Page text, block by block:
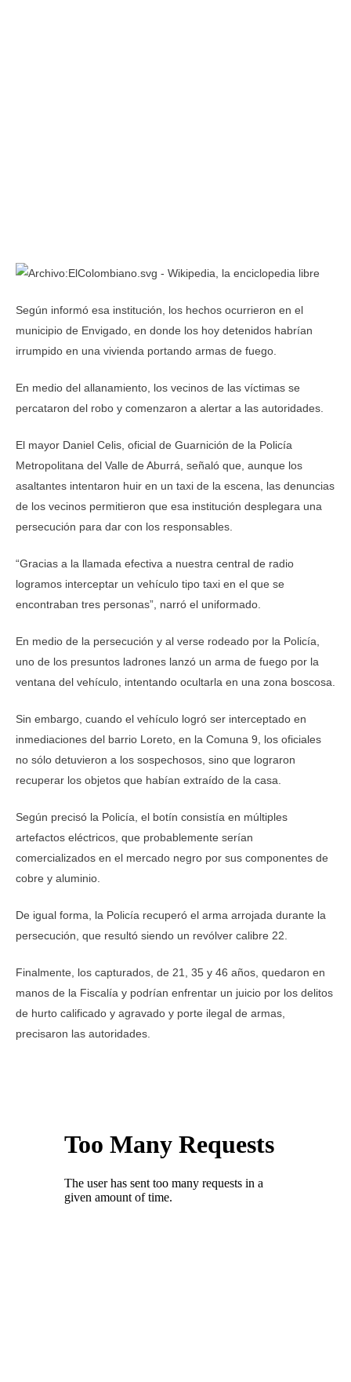
Según informó esa institución, los hechos ocurrieron en el
municipio de Envigado, en donde los hoy detenidos habrían
irrumpido en una vivienda portando armas de fuego.
En medio del allanamiento, los vecinos de las víctimas se
percataron del robo y comenzaron a alertar a las autoridades.
El mayor Daniel Celis, oficial de Guarnición de la Policía
Metropolitana del Valle de Aburrá, señaló que, aunque los
asaltantes intentaron huir en un taxi de la escena, las denuncias
de los vecinos permitieron que esa institución desplegara una
persecución para dar con los responsables.
“Gracias a la llamada efectiva a nuestra central de radio
logramos interceptar un vehículo tipo taxi en el que se
encontraban tres personas”, narró el uniformado.
En medio de la persecución y al verse rodeado por la Policía,
uno de los presuntos ladrones lanzó un arma de fuego por la
ventana del vehículo, intentando ocultarla en una zona boscosa.
Sin embargo, cuando el vehículo logró ser interceptado en
inmediaciones del barrio Loreto, en la Comuna 9, los oficiales
no sólo detuvieron a los sospechosos, sino que lograron
recuperar los objetos que habían extraído de la casa.
Según precisó la Policía, el botín consistía en múltiples
artefactos eléctricos, que probablemente serían
comercializados en el mercado negro por sus componentes de
cobre y aluminio.
De igual forma, la Policía recuperó el arma arrojada durante la
persecución, que resultó siendo un revólver calibre 22.
Finalmente, los capturados, de 21, 35 y 46 años, quedaron en
manos de la Fiscalía y podrían enfrentar un juicio por los delitos
de hurto calificado y agravado y porte ilegal de armas,
precisaron las autoridades.